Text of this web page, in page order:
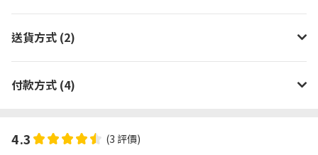
送貨方式 (2)
付款方式 (4)
4.3 (3 評價)